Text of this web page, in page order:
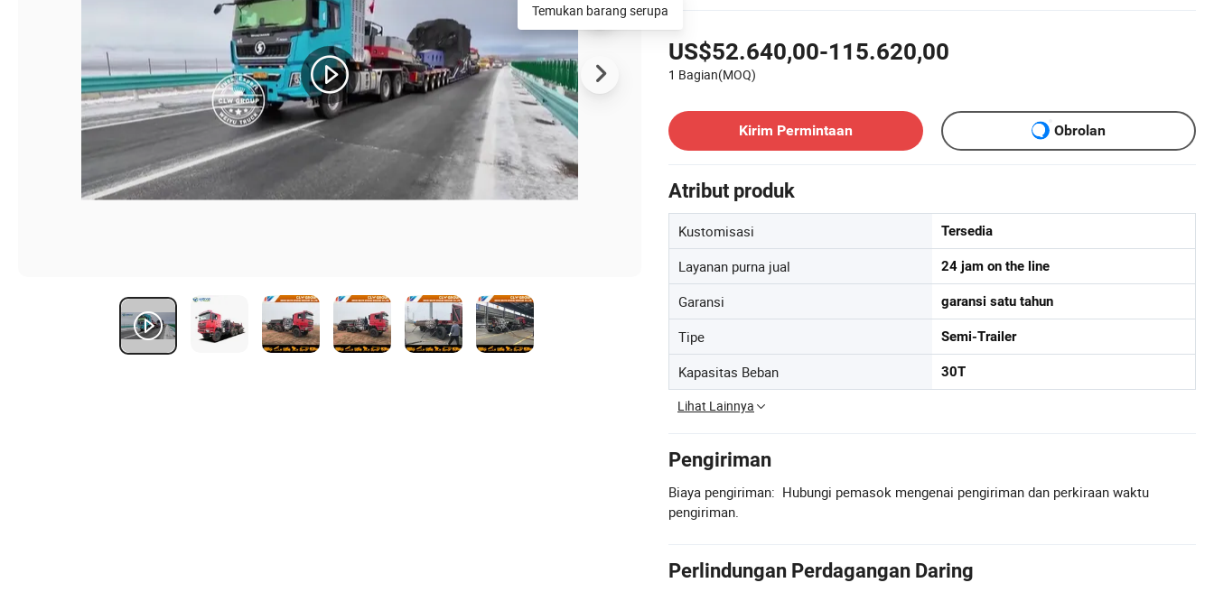
US$52.640,00-115.620,00
1 Bagian(MOQ)
Kirim Permintaan
Obrolan
Atribut produk
Kustomisasi Tersedia
Layanan purna jual 24 jam on the line
Garansi garansi satu tahun
Tipe Semi-Trailer
Kapasitas Beban 30T
Lihat Lainnya
Pengiriman
Biaya pengiriman: Hubungi pemasok mengenai pengiriman dan perkiraan waktu
pengiriman.
Perlindungan Perdagangan Daring
Temukan barang serupa